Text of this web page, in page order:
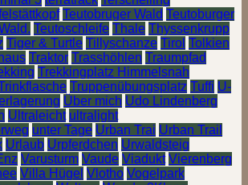
Teutobruger Wald Teutoburger
Teutoschleife Thale Thyssenkrupp
Tiger & Turtle Tillyschanze Tirol Tolkien
Traktor Trasshöhlen Traumpfad
Trekkingplatz Himmelsnah
Truppenübungsplatz Tuffi U-
Über mich Udo Lindenberg
Ultraleicht ultralight
unter Tage Urban Trai Urban Trail
Urlaub Urpferdchen Urwaldsteig
Varusturm Vaude Viadukt Vierenberg
Villa Hügel Vlotho Vogelpark